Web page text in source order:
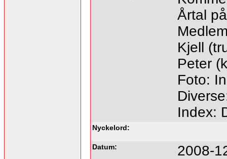
Årtal
Kjell
Peter
Foto:
Index:
Nyckelord:
Datum: 2008-